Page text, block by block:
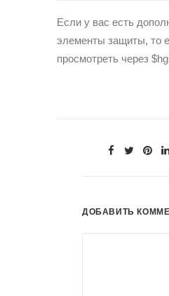
Если у вас есть
элементы защиты, то
просмотреть через
ДОБАВИТЬ